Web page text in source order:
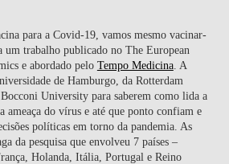
para a Covid-19, vamos mesmo vacinar-
um trabalho publicado no The European
e abordado pelo Tempo Medicina. A
de Hamburgo, da Rotterdam
University para saberem como lida a
ameaça do vírus e até que ponto confiam e
políticas em torno da pandemia. As
da pesquisa que envolveu 7 países –
Holanda, Itália, Portugal e Reino